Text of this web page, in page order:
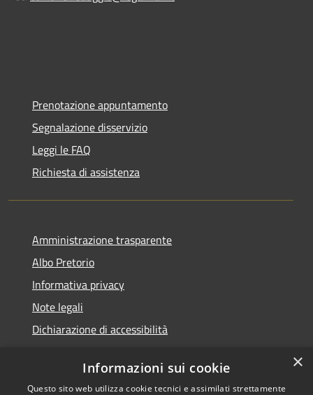
Prenotazione appuntamento
Segnalazione disservizio
Leggi le FAQ
Richiesta di assistenza
Amministrazione trasparente
Albo Pretorio
Informativa privacy
Note legali
Dichiarazione di accessibilità
×
Informazioni sui cookie
Questo sito web utilizza cookie tecnici e assimilati strettamente